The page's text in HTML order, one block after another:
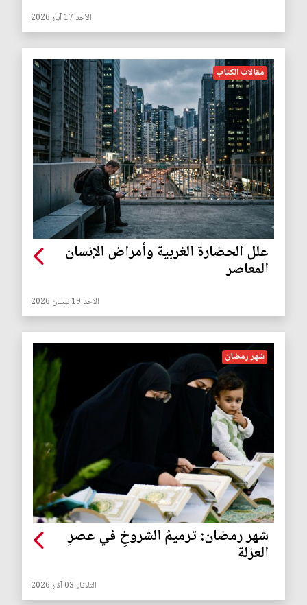
الأحد 17 آيار 2026
مقالات الكتاب
علل الحضارة الغربية وأمراض الإنسان
المعاصر
الأحد 19 نيسان 2026
شهر رمضان
شهر رمضان: ترميمُ الشروخِ في عصرِ
العزلة
الثلاثاء 03 آذار 2026